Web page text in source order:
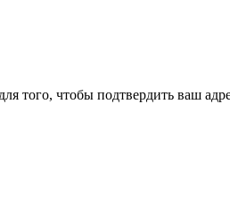
того, чтобы подтвердить ваш